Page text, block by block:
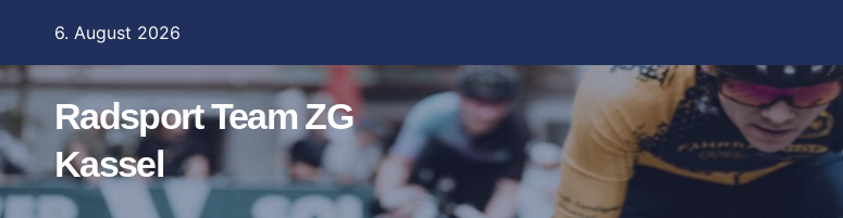
springen
6. August 2026
Radsport Team ZG
Kassel